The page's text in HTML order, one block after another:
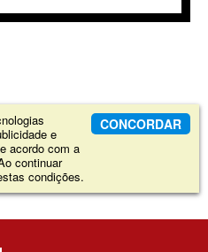
e
acordo com a
continuar
condições.
CONCORDAR